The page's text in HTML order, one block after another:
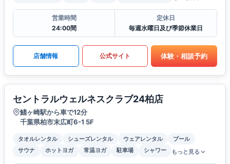
営業時間
24:00間
定休日
毎週水曜日及び季節休業日
店舗情報 公式サイト 体験・相談予約
セントラルウェルネスクラブ24柏店
鰭ヶ崎駅から車で12分
千葉県柏市末広町6-1 5F
タオルレンタル シューズレンタル ウェアレンタル
プール
サウナ
ホットヨガ 常温ヨガ 駐車場 シャワー もっと見る